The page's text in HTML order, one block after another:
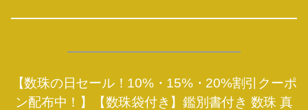
【数珠の日セール！10%・15%・20%割引クーポ
ン配布中！】【数珠袋付き】鑑別書付き 数珠 真